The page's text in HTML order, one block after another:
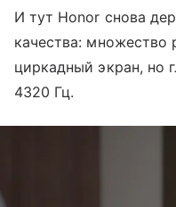
И тут Honor снова
качества:
циркадный экран, но
4320 Гц.